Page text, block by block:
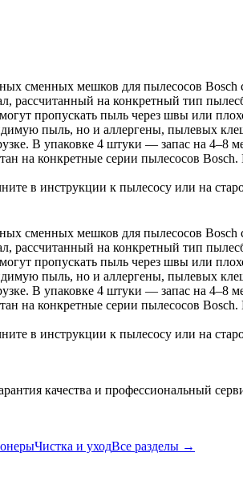
сменных мешков для пылесосов Bosch
на конкретный тип
пропускать пыль через швы или
пыль, но и аллергены, пылевых
В упаковке 4 штуки — запас на 4–8
конкретные серии пылесосов
в инструкции к пылесосу или на
сменных мешков для пылесосов Bosch
на конкретный тип
пропускать пыль через швы или
пыль, но и аллергены, пылевых
В упаковке 4 штуки — запас на 4–8
конкретные серии пылесосов
в инструкции к пылесосу или на
качества и профессиональный
Чистка и уходВсе разделы →